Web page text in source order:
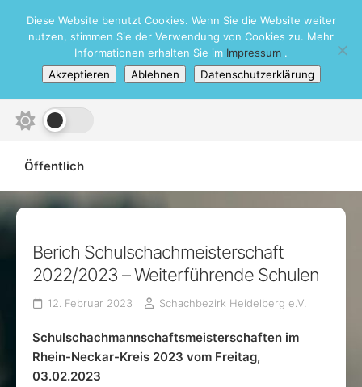
content
Schachbezirk Heidelberg e.V.
Öffentlich
Berich Schulschachmeisterschaft
2022/2023 – Weiterführende Schulen
12. Februar 2023 Schachbezirk Heidelberg e.V.
Schulschachmannschaftsmeisterschaften im
Rhein-Neckar-Kreis 2023 vom Freitag,
03.02.2023
Diese Website benutzt Cookies. Wenn Sie die Website weiter
nutzen, stimmen Sie der Verwendung von Cookies zu. Mehr
Informationen erhalten Sie im Impressum .
Akzeptieren
Ablehnen Datenschutzerklärung